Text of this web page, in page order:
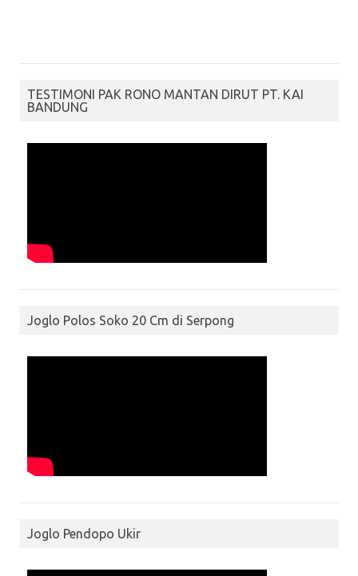
TESTIMONI PAK RONO MANTAN DIRUT PT. KAI
BANDUNG
Joglo Polos Soko 20 Cm di Serpong
Joglo Pendopo Ukir